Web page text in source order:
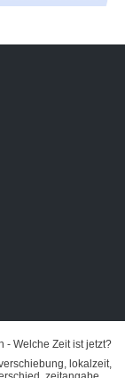
- Welche Zeit ist jetzt?
lokalzeit,